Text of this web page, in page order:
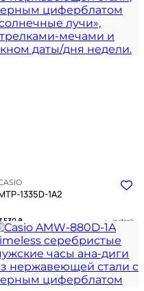
TIMELESS COLLECTION
1335D-1A2
530₴ in stock
гладь времени в
объятиях металла
TIMELESS COLLECTION